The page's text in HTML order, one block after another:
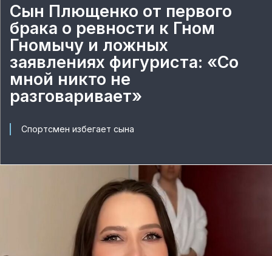
Сын Плющенко от первого
брака о ревности к Гном
Гномычу и ложных
заявлениях фигуриста: «Со
мной никто не
разговаривает»
Спортсмен избегает сына